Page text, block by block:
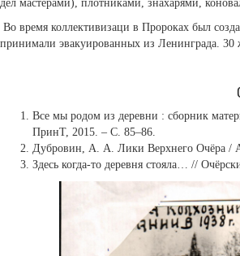
дел мастерами), плотниками, знахарями,
Во время коллективизаци в Пророках был
принимали эвакуированных из Ленинграда. 30
Все мы родом из деревни : сборник
ПринТ, 2015. – С. 85–86.
Дубровин, А. А. Лики Верхнего Очёра /
Здесь когда-то деревня стояла… //